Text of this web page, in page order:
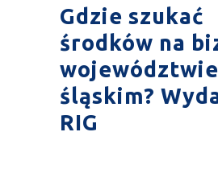
Gdzie szukać
środków na
województwie
śląskim?
RIG